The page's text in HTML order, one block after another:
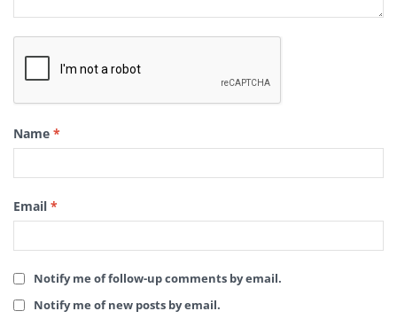
Name *
Email *
Notify me of follow-up comments by email.
Notify me of new posts by email.